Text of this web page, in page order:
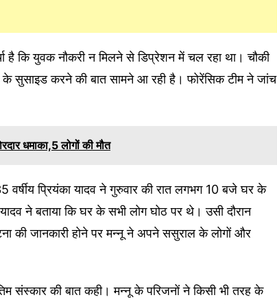
है कि युवक नौकरी न मिलने से डिप्रेशन में चल रहा था। चौकी
के सुसाइड करने की बात सामने आ रही है। फोरेंसिक टीम ने जांच
धमाका,5 लोगों की मौत
वर्षीय प्रियंका यादव ने गुरुवार की रात लगभग 10 बजे घर के
ने बताया कि घर के सभी लोग घोठ पर थे। उसी दौरान
की जानकारी होने पर मन्नू ने अपने ससुराल के लोगों और
संस्कार की बात कही। मन्नू के परिजनों ने किसी भी तरह के